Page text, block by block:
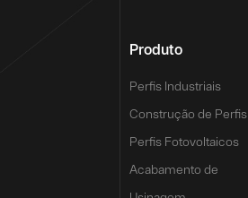
Produto
Perfis Industriais
Construção de Perfis
Perfis Fotovoltaicos
Acabamento de